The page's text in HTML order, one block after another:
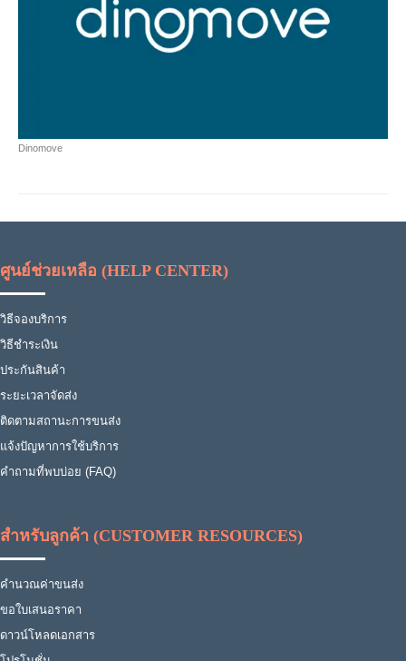
Dinomove
ศูนย์ช่วยเหลือ (HELP CENTER)
วิธีจองบริการ
วิธีชำระเงิน
ประกันสินค้า
ระยะเวลาจัดส่ง
ติดตามสถานะการขนส่ง
แจ้งปัญหาการใช้บริการ
คำถามที่พบบ่อย (FAQ)
สำหรับลูกค้า (CUSTOMER RESOURCES)
คำนวณค่าขนส่ง
ขอใบเสนอราคา
ดาวน์โหลดเอกสาร